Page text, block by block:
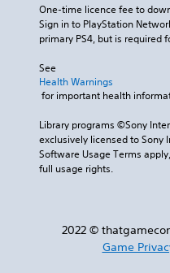
One-time licence fee to
Sign in to PlayStation
primary PS4, but is required
See
Health Warnings
for important health
Library programs ©Sony
exclusively licensed to Sony
Software Usage Terms
full usage rights.
2022 ©
Game